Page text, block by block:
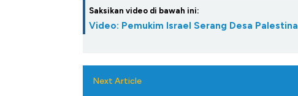
Saksikan video di bawah ini:
Video: Pemukim Israel Serang Desa Palestina
Next Article